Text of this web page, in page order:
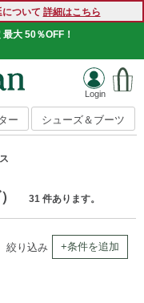
ついて 詳細はこちら
大 50％OFF！
ー シューズ＆ブーツ
31 件あります。
絞り込み +条件を追加